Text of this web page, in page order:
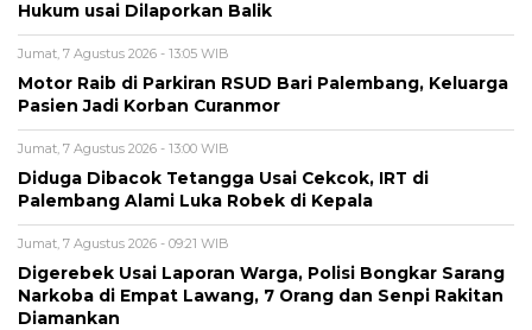
Hukum usai Dilaporkan Balik
Jumat, 7 Agustus 2026 - 13:05 WIB
Motor Raib di Parkiran RSUD Bari Palembang, Keluarga
Pasien Jadi Korban Curanmor
Jumat, 7 Agustus 2026 - 13:00 WIB
Diduga Dibacok Tetangga Usai Cekcok, IRT di
Palembang Alami Luka Robek di Kepala
Jumat, 7 Agustus 2026 - 09:21 WIB
Digerebek Usai Laporan Warga, Polisi Bongkar Sarang
Narkoba di Empat Lawang, 7 Orang dan Senpi Rakitan
Diamankan